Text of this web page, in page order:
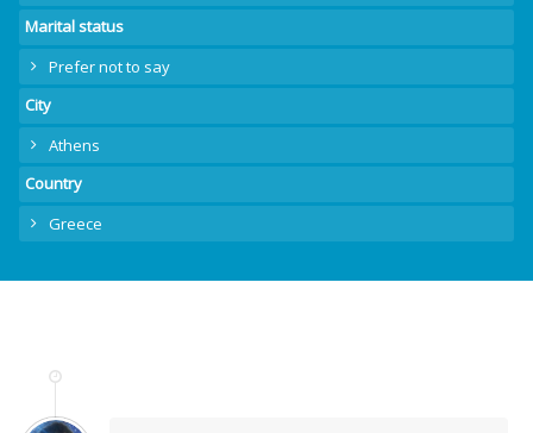
Marital status
Prefer not to say
City
Athens
Country
Greece